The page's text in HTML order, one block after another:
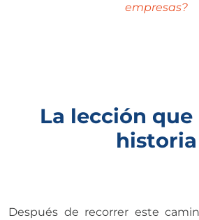
empresas?
La lección que
historia
Después de recorrer este